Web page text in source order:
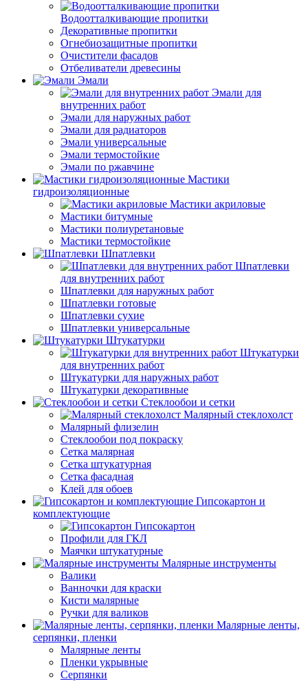
Водоотталкивающие пропитки
Декоративные пропитки
Огнебиозащитные пропитки
Очистители фасадов
Отбеливатели древесины
Эмали
Эмали для
внутренних работ
Эмали для наружных работ
Эмали для радиаторов
Эмали универсальные
Эмали термостойкие
Эмали по ржавчине
Мастики
гидроизоляционные
Мастики акриловые
Мастики битумные
Мастики полиуретановые
Мастики термостойкие
Шпатлевки
Шпатлевки
для внутренних работ
Шпатлевки для наружных работ
Шпатлевки готовые
Шпатлевки сухие
Шпатлевки универсальные
Штукатурки
Штукатурки
для внутренних работ
Штукатурки для наружных работ
Штукатурки декоративные
Стеклообои и сетки
Малярный стеклохолст
Малярный флизелин
Стеклообои под покраску
Сетка малярная
Сетка штукатурная
Сетка фасадная
Клей для обоев
Гипсокартон и
комплектующие
Гипсокартон
Профили для ГКЛ
Маячки штукатурные
Малярные инструменты
Валики
Ванночки для краски
Кисти малярные
Ручки для валиков
Малярные ленты,
серпянки, пленки
Малярные ленты
Пленки укрывные
Серпянки